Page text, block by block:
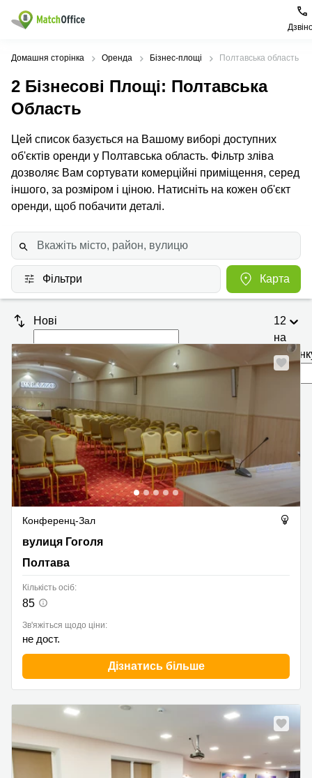
Орендувати
Тип
приміщення
Офіси
Бізнес-
центри
Коворкінги
офіси
Популярні
міста
Київ
Печерський
район
Подільський
район
Солом'янський
район
Львів
Франківськ
Популярні
пошуки
Бізнес
центри
Києва
Печерському
районі
Конференц-
зал Львів
Коворкінг
Київ
Допомога
Здати в оренду
Ціна
Увійти
Домашня сторінка Оренда Бізнес-площі Полтавська область
2 Бізнесові Площі: Полтавська
Область
Цей список базується на Вашому виборі доступних
об'єктів оренди у Полтавська область. Фільтр зліва
дозволяє Вам сортувати комерційні приміщення, серед
іншого, за розміром і ціною. Натисніть на кожен об'єкт
оренди, щоб побачити деталі.
Фільтри Карта
Нові
12
на
Конференц-Зал
вулиця Гоголя 33, Полтава
вулиця Гоголя
Полтава
Кількість осіб:
85
Зв'яжіться щодо ціни:
не дост.
Дізнатись більше